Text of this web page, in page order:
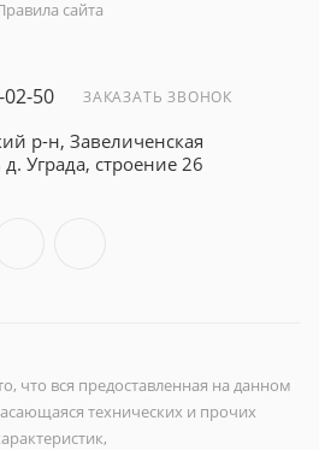
сайта
02-50 ЗАКАЗАТЬ ЗВОНОК
р-н, Завеличенская
д. Уграда, строение 26
что вся предоставленная на данном
технических и прочих